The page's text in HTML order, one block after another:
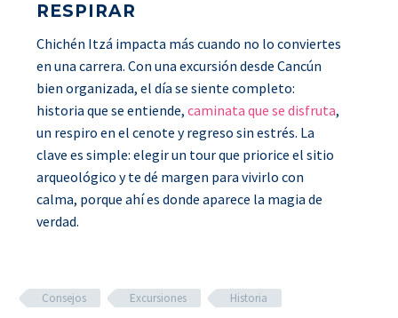
RESPIRAR
Chichén Itzá impacta más cuando no lo conviertes
en una carrera. Con una excursión desde Cancún
bien organizada, el día se siente completo:
historia que se entiende,caminata que se disfruta,
un respiro en el cenote y regreso sin estrés. La
clave es simple: elegir un tour que priorice el sitio
arqueológico y te dé margen para vivirlo con
calma, porque ahí es donde aparece la magia de
verdad.
Consejos Excursiones Historia